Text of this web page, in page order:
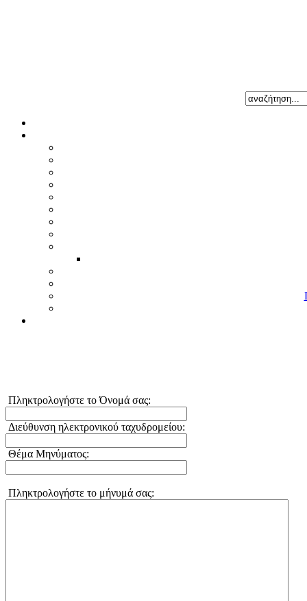
Πληκτρολογήστε το Όνομά σας:
Διεύθυνση ηλεκτρονικού ταχυδρομείου:
Θέμα Μηνύματος:
Πληκτρολογήστε το μήνυμά σας: